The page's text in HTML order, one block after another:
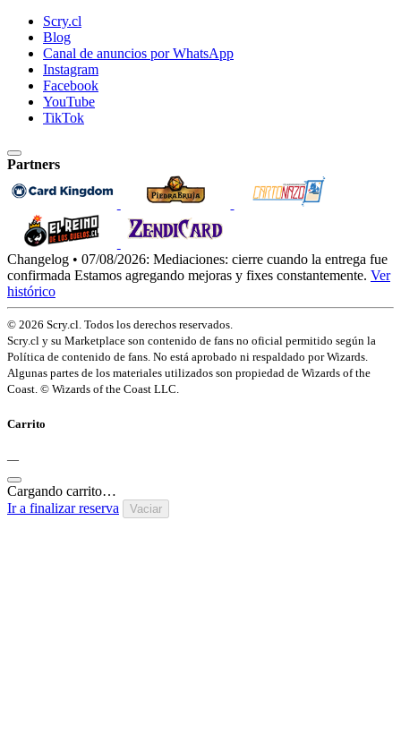
Scry.cl
Blog
Canal de anuncios por WhatsApp
Instagram
Facebook
YouTube
TikTok
Partners
Changelog • 07/08/2026: Mediaciones: cierre cuando la entrega fue
confirmada Estamos agregando mejoras y fixes constantemente. Ver
histórico
© 2026 Scry.cl. Todos los derechos reservados.
Scry.cl y su Marketplace son contenido de fans no oficial permitido según la
Política de contenido de fans. No está aprobado ni respaldado por Wizards.
Algunas partes de los materiales utilizados son propiedad de Wizards of the
Coast. © Wizards of the Coast LLC.
Carrito
—
Cargando carrito…
Ir a finalizar reserva
Vaciar